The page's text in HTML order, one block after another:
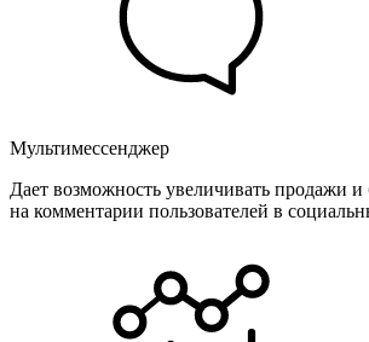
Мультимессенджер
Дает возможность увеличивать продажи и
на комментарии пользователей в